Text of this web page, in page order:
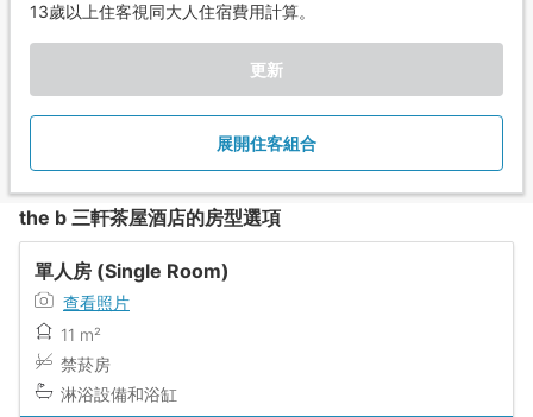
13歲以上住客視同大人住宿費用計算。
更新
展開住客組合
the b 三軒茶屋酒店的房型選項
單人房 (Single Room)
查看照片
11 m²
禁菸房
淋浴設備和浴缸